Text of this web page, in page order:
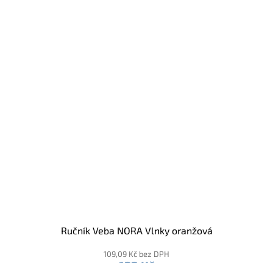
Ručník Veba NORA Vlnky oranžová
109,09 Kč bez DPH